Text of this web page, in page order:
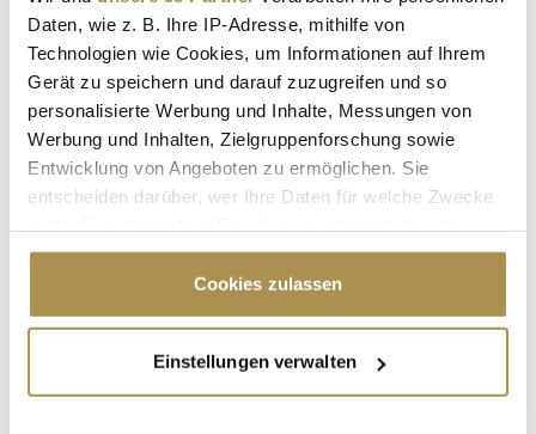
Daten, wie z. B. Ihre IP-Adresse, mithilfe von
Technologien wie Cookies, um Informationen auf Ihrem
Gerät zu speichern und darauf zuzugreifen und so
personalisierte Werbung und Inhalte, Messungen von
Werbung und Inhalten, Zielgruppenforschung sowie
Entwicklung von Angeboten zu ermöglichen. Sie
entscheiden darüber, wer Ihre Daten für welche Zwecke
Cookie-Erklärung oder durch Klicken auf das Privacy
Trigger Symbol ändern oder widerrufen
Informationen über Ihre geografische Lage
erfassen, welche bis auf einige Meter genau sein
Cookies zulassen
Einstellungen verwalten
"Die Leute wollen einen Skandal im
Advertisement